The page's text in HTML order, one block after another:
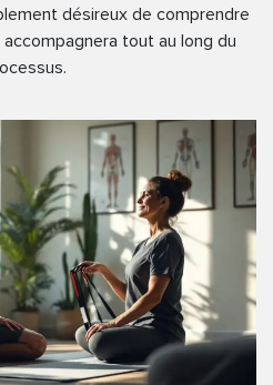
désireux de comprendre
tout au long du